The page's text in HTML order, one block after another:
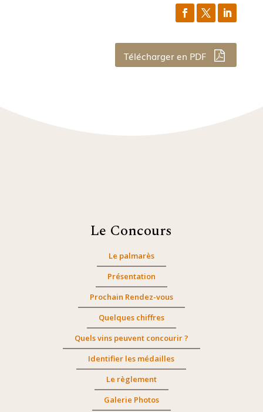
Télécharger en PDF
Le Concours
Le palmarès
Présentation
Prochain Rendez-vous
Quelques chiffres
Quels vins peuvent concourir ?
Identifier les médailles
Le règlement
Galerie Photos